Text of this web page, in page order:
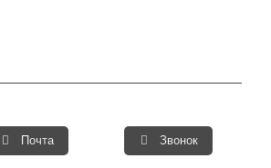
Почта Звонок